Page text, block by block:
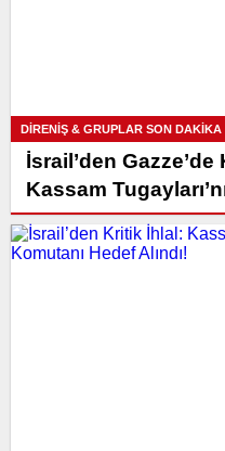
DİRENİŞ & GRUPLAR SON DAKİKA
İsrail’den
Kassam
Hedefte